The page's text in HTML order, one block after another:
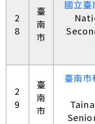
2
8
臺
南
市
國立
2
9
臺
南
市
臺南